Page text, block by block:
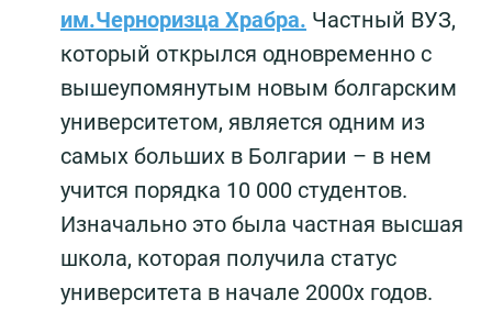
им.Черноризца Храбра. Частный ВУЗ,
который открылся одновременно с
вышеупомянутым новым болгарским
университетом, является одним из
самых больших в Болгарии – в нем
учится порядка 10 000 студентов.
Изначально это была частная высшая
школа, которая получила статус
университета в начале 2000х годов.